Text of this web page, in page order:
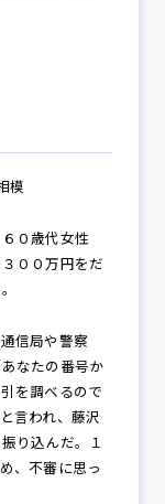
模
０歳代女性
００万円をだ
信局や警察
なたの番号か
を調べるので
言われ、藤沢
り込んだ。１
、不審に思っ